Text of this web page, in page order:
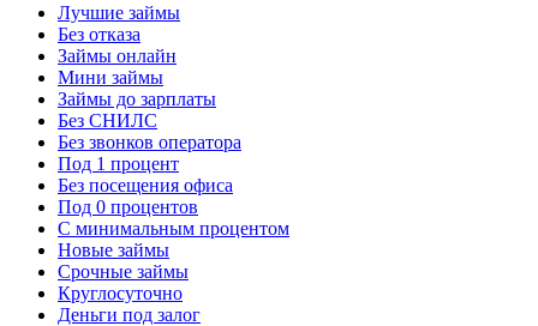
Лучшие займы
Без отказа
Займы онлайн
Мини займы
Займы до зарплаты
Без СНИЛС
Без звонков оператора
Под 1 процент
Без посещения офиса
Под 0 процентов
С минимальным процентом
Новые займы
Срочные займы
Круглосуточно
Деньги под залог